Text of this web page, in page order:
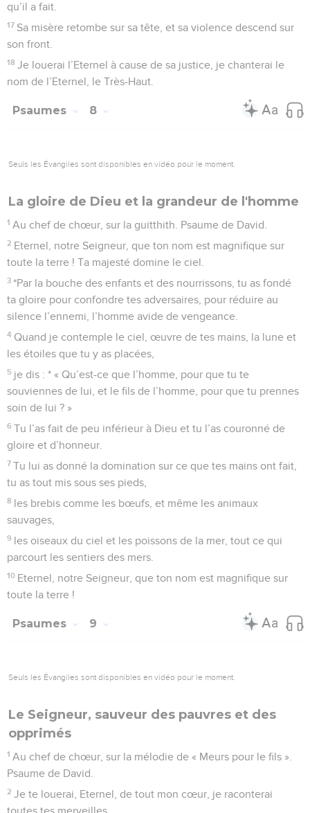
qu’il a fait.
17 Sa misère retombe sur sa tête, et sa violence descend sur
son front.
18 Je louerai l’Eternel à cause de sa justice, je chanterai le
nom de l’Eternel, le Très-Haut.
Psaumes 8
Seuls les Évangiles sont disponibles en vidéo pour le moment.
La gloire de Dieu et la grandeur de l'homme
1 Au chef de chœur, sur la guitthith. Psaume de David.
2 Eternel, notre Seigneur, que ton nom est magnifique sur
toute la terre ! Ta majesté domine le ciel.
3 *Par la bouche des enfants et des nourrissons, tu as fondé
ta gloire pour confondre tes adversaires, pour réduire au
silence l’ennemi, l’homme avide de vengeance.
4 Quand je contemple le ciel, œuvre de tes mains, la lune et
les étoiles que tu y as placées,
5 je dis : * « Qu’est-ce que l’homme, pour que tu te
souviennes de lui, et le fils de l’homme, pour que tu prennes
soin de lui ? »
6 Tu l’as fait de peu inférieur à Dieu et tu l’as couronné de
gloire et d’honneur.
7 Tu lui as donné la domination sur ce que tes mains ont fait,
tu as tout mis sous ses pieds,
8 les brebis comme les bœufs, et même les animaux
sauvages,
9 les oiseaux du ciel et les poissons de la mer, tout ce qui
parcourt les sentiers des mers.
10 Eternel, notre Seigneur, que ton nom est magnifique sur
toute la terre !
Psaumes 9
Seuls les Évangiles sont disponibles en vidéo pour le moment.
Le Seigneur, sauveur des pauvres et des
opprimés
1 Au chef de chœur, sur la mélodie de « Meurs pour le fils ».
Psaume de David.
2 Je te louerai, Eternel, de tout mon cœur, je raconterai
toutes tes merveilles.